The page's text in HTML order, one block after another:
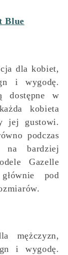
Blue
dla kobiet,
i wygodę.
dostępne w
kobieta
jej gustowi.
podczas
na bardziej
Gazelle
pod
mężczyzn,
i wygodę.